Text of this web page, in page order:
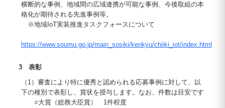
横断的な事例、地域間の広域連携が可能な事例、今後取組の本
格化が期待される先進事例等。
※地域IoT実装推進タスクフォースについて
https://www.soumu.go.jp/main_sosiki/kenkyu/chiiki_iot/index.html
3 表彰
（1）審査により特に優秀と認められる応募事例に対して、以
下の種別で表彰し、賞状を授与します。なお、件数は目安です
○大賞（総務大臣賞） 1件程度